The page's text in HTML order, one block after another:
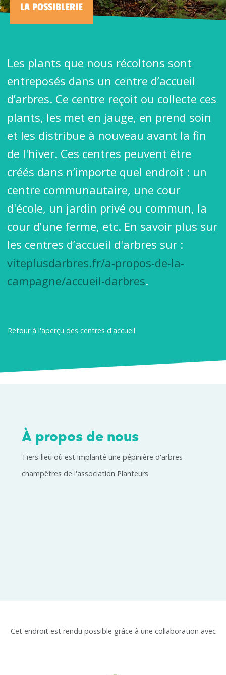
LA POSSIBLERIE
Les plants que nous récoltons sont
entreposés dans un centre d’accueil
d’arbres. Ce centre reçoit ou collecte ces
plants, les met en jauge, en prend soin
et les distribue à nouveau avant la fin
de l'hiver. Ces centres peuvent être
créés dans n’importe quel endroit : un
centre communautaire, une cour
d'école, un jardin privé ou commun, la
cour d’une ferme, etc. En savoir plus sur
les centres d’accueil d'arbres sur :
viteplusdarbres.fr/a-propos-de-la-
campagne/accueil-darbres.
Retour à l'aperçu des centres d'accueil
À propos de nous
Tiers-lieu où est implanté une pépinière d'arbres
champêtres de l'association Planteurs
Cet endroit est rendu possible grâce à une collaboration avec